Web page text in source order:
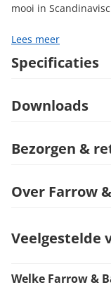
Lees meer
mooi in
Specificaties
Downloads
Bezorgen &
Over Farrow
Veelgestelde
Welke Farrow &